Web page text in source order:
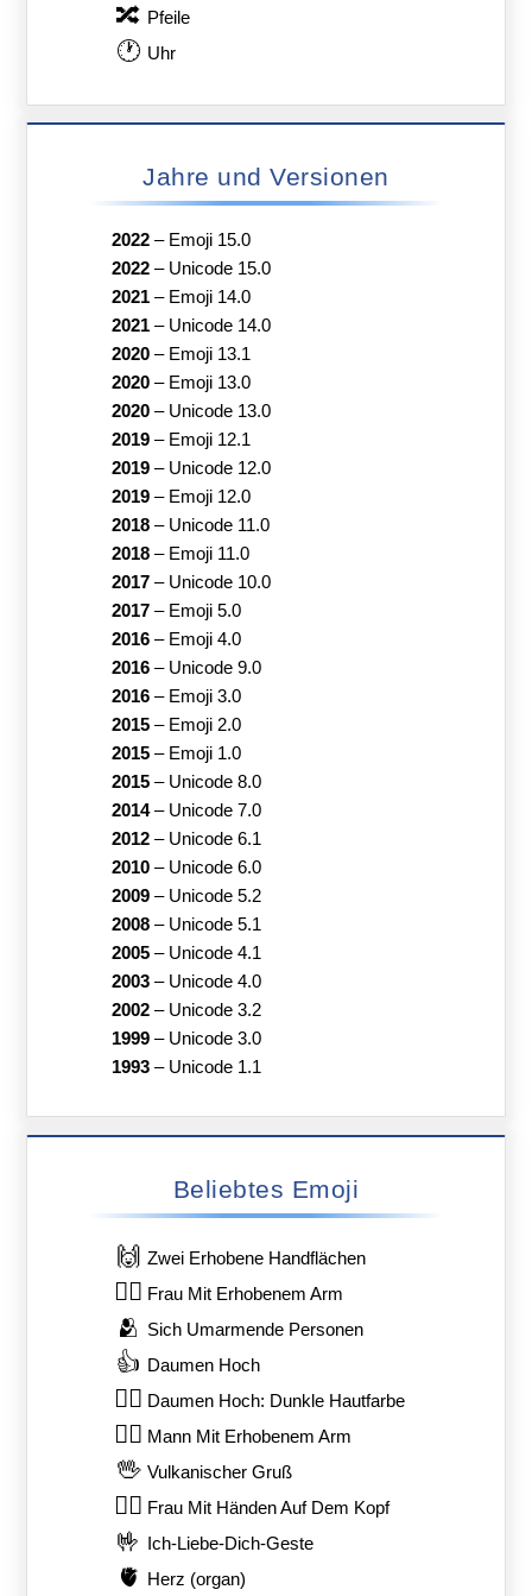
🔀 Pfeile
🕐 Uhr
Jahre und Versionen
2022– Emoji 15.0
2022– Unicode 15.0
2021– Emoji 14.0
2021– Unicode 14.0
2020– Emoji 13.1
2020– Emoji 13.0
2020– Unicode 13.0
2019– Emoji 12.1
2019– Unicode 12.0
2019– Emoji 12.0
2018– Unicode 11.0
2018– Emoji 11.0
2017– Unicode 10.0
2017– Emoji 5.0
2016– Emoji 4.0
2016– Unicode 9.0
2016– Emoji 3.0
2015– Emoji 2.0
2015– Emoji 1.0
2015– Unicode 8.0
2014– Unicode 7.0
2012– Unicode 6.1
2010– Unicode 6.0
2009– Unicode 5.2
2008– Unicode 5.1
2005– Unicode 4.1
2003– Unicode 4.0
2002– Unicode 3.2
1999– Unicode 3.0
1993– Unicode 1.1
Beliebtes Emoji
🙌 Zwei Erhobene Handflächen
🙋‍♀️ Frau Mit Erhobenem Arm
🫂 Sich Umarmende Personen
👍 Daumen Hoch
👍🏿 Daumen Hoch: Dunkle Hautfarbe
🙋‍♂️ Mann Mit Erhobenem Arm
🖖 Vulkanischer Gruß
🙆‍♀️ Frau Mit Händen Auf Dem Kopf
🤟 Ich-Liebe-Dich-Geste
🫀 Herz (organ)